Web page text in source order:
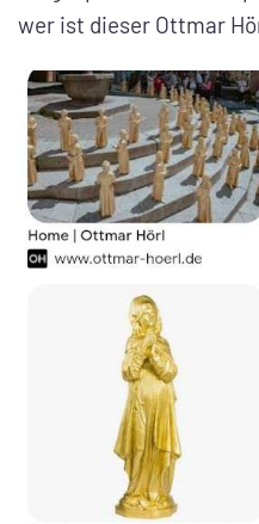
wer ist dieser Ottmar